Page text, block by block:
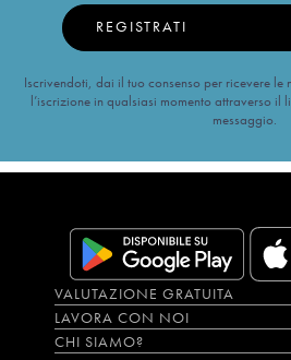
REGISTRATI
Iscrivendoti, dai il tuo consenso per ricevere le
l’iscrizione in qualsiasi momento attraverso
messaggio.
VALUTAZIONE GRATUITA
LAVORA CON NOI
CHI SIAMO?